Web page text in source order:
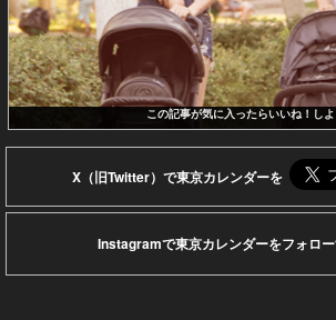
この記事が気に入ったらいいね！しよ
X（旧Twitter）で東京カレンダーを
Instagramで東京カレンダーをフォロ